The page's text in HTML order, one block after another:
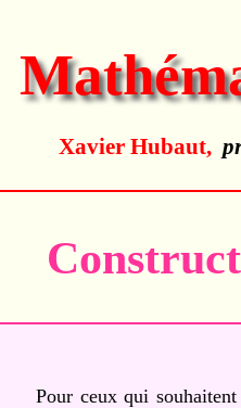
Xavier Hubaut,
Pour ceux qui